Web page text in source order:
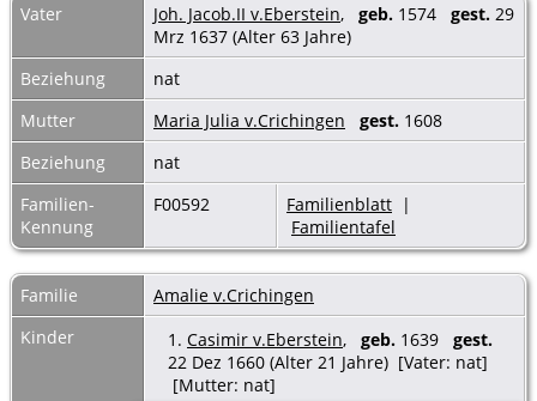
Vater Joh. Jacob.II v.Eberstein, geb. 1574 gest. 29
Mrz 1637 (Alter 63 Jahre)
Beziehung
nat
Mutter
Maria Julia v.Crichingen gest. 1608
Beziehung
nat
Familien-
Kennung
F00592 Familienblatt |
Familientafel
Familie
Amalie v.Crichingen
Kinder
1. Casimir v.Eberstein, geb. 1639 gest.
22 Dez 1660 (Alter 21 Jahre) [Vater: nat]
[Mutter: nat]